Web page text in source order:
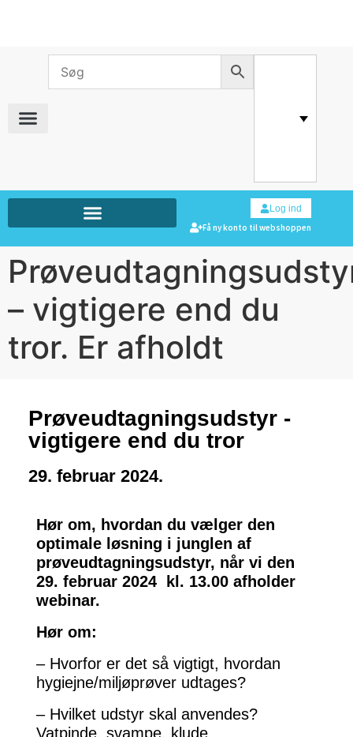
Log ind
Få ny konto til webshoppen
– vigtigere end du
tror. Er afholdt
Prøveudtagningsudstyr -
vigtigere end du tror
29. februar 2024.
Hør om, hvordan du vælger den
optimale løsning i junglen af
prøveudtagningsudstyr, når vi den
29. februar 2024kl. 13.00 afholder
webinar.
Hør om:
– Hvorfor er det så vigtigt, hvordan
hygiejne/miljøprøver udtages?
– Hvilket udstyr skal anvendes?
Vatpinde, svampe, klude